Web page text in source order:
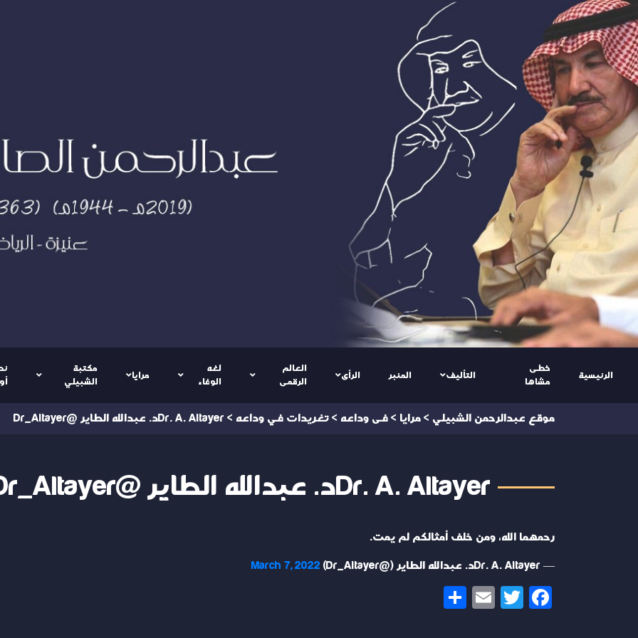
الرئيسية
خطى
مشاها
التأليف المنبر الرأى
العالم
الرقمى
لغه
الوفاء
مرايا
مكتبة
الشبيلي
موقع عبدالرحمن الشبيلي > مرايا > فى وداعه > تغريدات في وداعه > Dr. A. Altayerد. عبدالله الطاير @Dr_Altayer
Dr. A. Altayerد. عبدالله الطاير @Dr_Altayer
رحمهما الله، ومن خلف أمثالكم لم يمت.
— Dr. A. Altayerد. عبدالله الطاير (@Dr_Altayer) March 7, 2022
Facebook
Twitter
Email